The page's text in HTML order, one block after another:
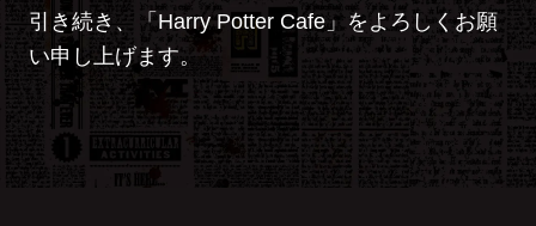
引き続き、「Harry Potter Cafe」をよろしくお願
い申し上げます。